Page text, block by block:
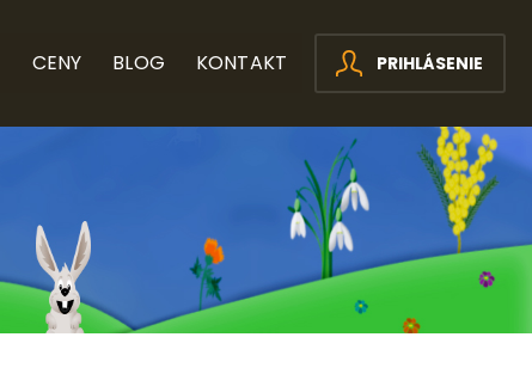
PRIHLÁSENIE
CENY BLOG KONTAKT